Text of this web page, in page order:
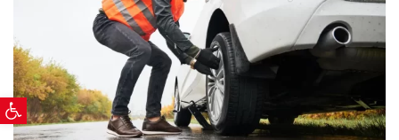
פתח
FARROAD
103
103/101
104/102
R
S
V